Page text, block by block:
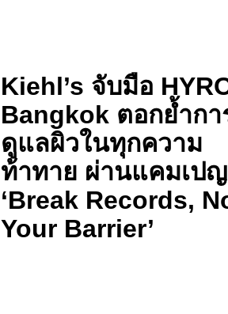
Kiehl’s จับมือ
Bangkok ตอกย้ำกา
ดูแลผิวในทุกความ
ท้าทาย ผ่านแคมเปญ
‘Break Records,
Your Barrier’